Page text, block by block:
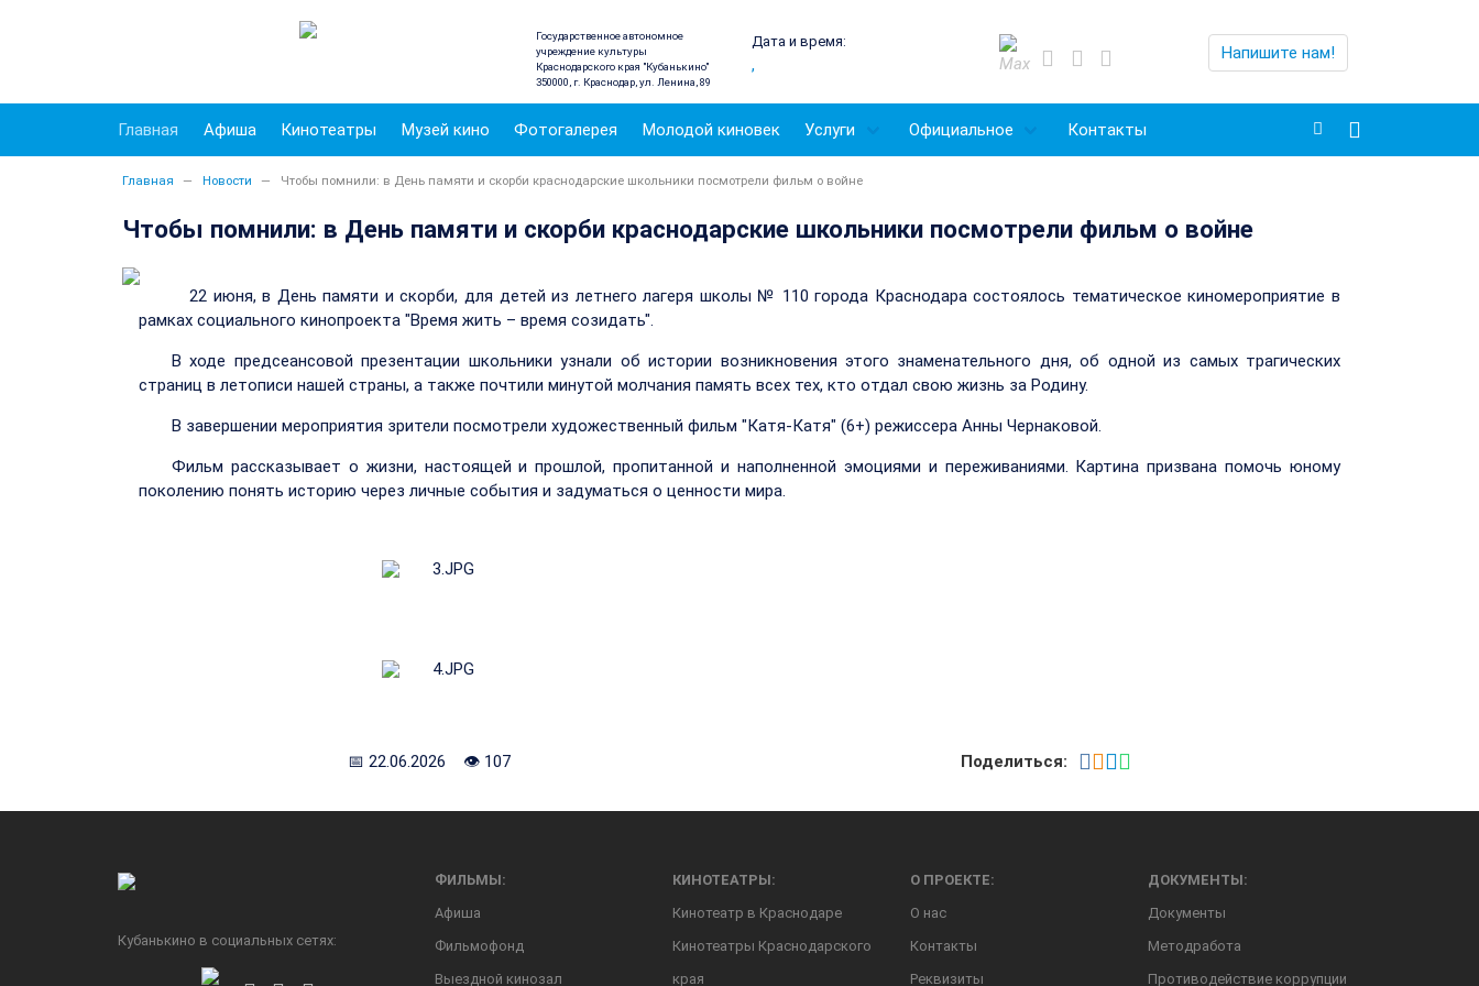
Государственное автономное
учреждение культуры
Краснодарского края "Кубанькино"
350000, г. Краснодар, ул. Ленина, 89
Дата и время:
,
Напишите нам!
Главная Афиша Кинотеатры Музей кино Фотогалерея Молодой киновек Услуги Официальное Контакты
Главная Новости Чтобы помнили: в День памяти и скорби краснодарские школьники посмотрели фильм о войне
Чтобы помнили: в День памяти и скорби краснодарские школьники посмотрели фильм о войне
22 июня, в День памяти и скорби, для детей из летнего лагеря школы № 110 города Краснодара состоялось тематическое киномероприятие в
рамках социального кинопроекта "Время жить – время созидать".
В ходе предсеансовой презентации школьники узнали об истории возникновения этого знаменательного дня, об одной из самых трагических
страниц в летописи нашей страны, а также почтили минутой молчания память всех тех, кто отдал свою жизнь за Родину.
В завершении мероприятия зрители посмотрели художественный фильм "Катя-Катя" (6+) режиссера Анны Чернаковой.
Фильм рассказывает о жизни, настоящей и прошлой, пропитанной и наполненной эмоциями и переживаниями. Картина призвана помочь юному
поколению понять историю через личные события и задуматься о ценности мира.
📅 22.06.2026 👁 107 Поделиться:
Кубанькино в социальных сетях:
ФИЛЬМЫ:
Афиша
Фильмофонд
Выездной кинозал
КИНОТЕАТРЫ:
Кинотеатр в Краснодаре
Кинотеатры Краснодарского
края
О ПРОЕКТЕ:
О нас
Контакты
Реквизиты
ДОКУМЕНТЫ:
Документы
Методработа
Противодействие коррупции